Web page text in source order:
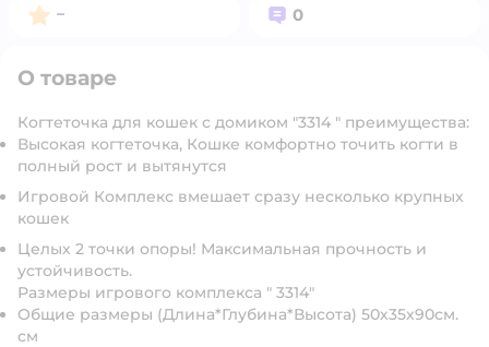
Рейтинг:
– Вопросов:
0
О товаре
Когтеточка для кошек с домиком "3314 " преимущества:
Высокая когтеточка, Кошке комфортно точить когти в
полный рост и вытянутся
Игровой Комплекс вмешает сразу несколько крупных
кошек
Целых 2 точки опоры! Максимальная прочность и
устойчивость.
Размеры игрового комплекса " 3314"
Общие размеры (Длина*Глубина*Высота) 50х35х90см.
см